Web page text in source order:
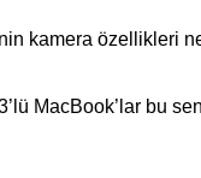
kamera özellikleri
MacBook’lar bu